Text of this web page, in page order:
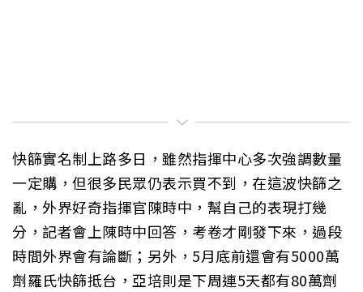
快篩實名制上路多日，雖然指揮中心多次強調數量
一定購，但很多民眾仍表示買不到，在這波快篩之
亂，外界好奇指揮官陳時中，幫自己的表現打幾
分，記者會上陳時中回答，考卷才剛發下來，過段
時間外界會有論斷；另外，5月底前還會有5000萬
劑羅氏快篩抵台，亞培則是下周連5天都有80萬劑